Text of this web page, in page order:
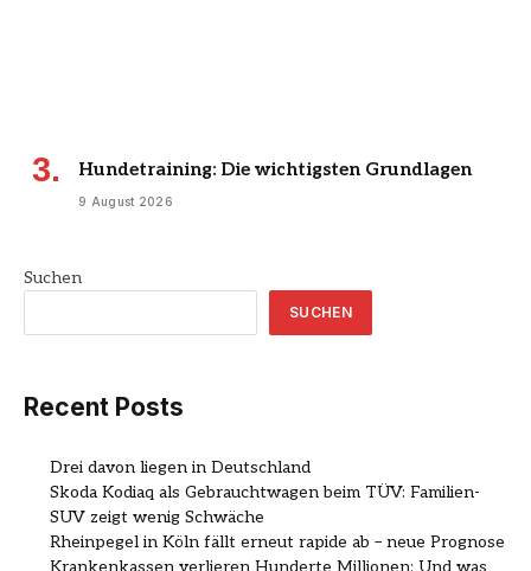
Hundetraining: Die wichtigsten Grundlagen
9 August 2026
Suchen
SUCHEN
Recent Posts
Drei davon liegen in Deutschland
Skoda Kodiaq als Gebrauchtwagen beim TÜV: Familien-
SUV zeigt wenig Schwäche
Rheinpegel in Köln fällt erneut rapide ab – neue Prognose
Krankenkassen verlieren Hunderte Millionen: Und was